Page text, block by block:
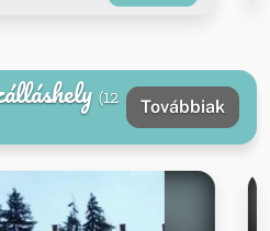
(12
Továbbiak